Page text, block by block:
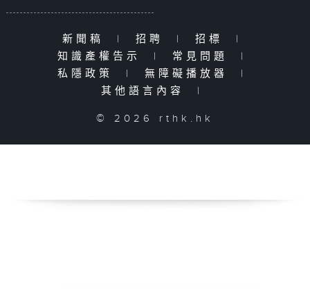
新聞稿 | 招聘 | 招標
|
知識產權告示
| 常見問題
|
私隱政策
| 無障礙播放器
|
其他語言內容
|
© 2026 rthk.hk